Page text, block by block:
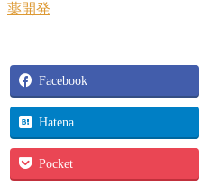
薬開発
Facebook
Hatena
Pocket